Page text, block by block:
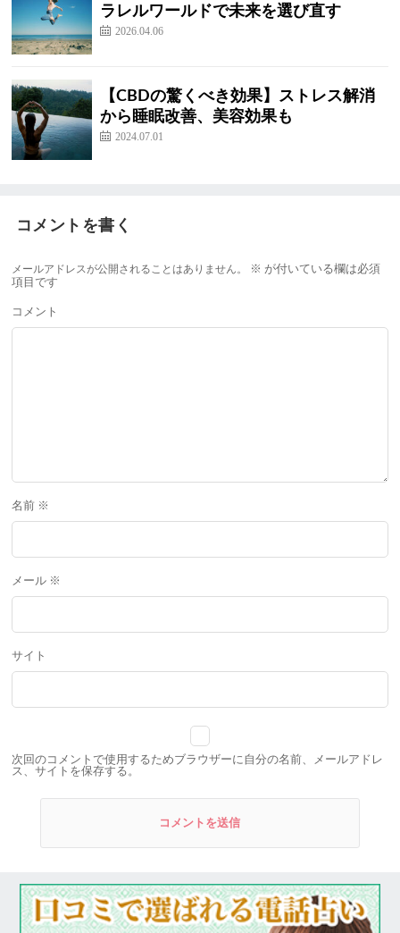
ラレルワールドで未来を選び直す
2026.04.06
【CBDの驚くべき効果】ストレス解消
から睡眠改善、美容効果も
2024.07.01
コメントを書く
メールアドレスが公開されることはありません。 ※ が付いている欄は必須
項目です
コメント
名前 ※
メール ※
サイト
次回のコメントで使用するためブラウザーに自分の名前、メールアドレ
ス、サイトを保存する。